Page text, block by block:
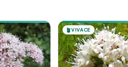
🪴VIVACE